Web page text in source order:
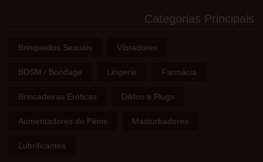
Categorias Principais
Brinquedos Sexuais Vibradores
BDSM / Bondage Lingerie Farmácia
Brincadeiras Eróticas Dildos e Plugs
Aumentadores de Pénis Masturbadores
Lubrificantes